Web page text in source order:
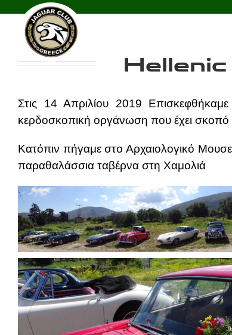
content
2019-04-14_Horse
Στις 14 Απριλίου 2019
κερδοσκοπική οργάνωση που έχει σκοπό
Κατόπιν πήγαμε στο Αρχαιολογικό
παραθαλάσσια ταβέρνα στη Χαμολιά